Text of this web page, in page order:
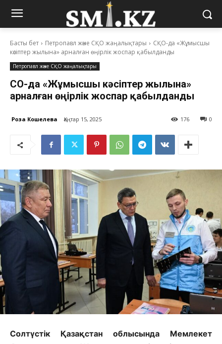
Басты бет Петропавл және СҚО жаңалықтары
СҚО-да «Жұмысшы
кәсіптер жылына» арналған өңірлік жоспар қабылданды
Петропавл және СҚО жаңалықтары
СҚО-да «Жұмысшы кәсіптер жылына»
арналған өңірлік жоспар қабылданды
Роза Кошелева Қаңтар 15, 2025 0
176
Солтүстік Қазақстан облысында Мемлекет